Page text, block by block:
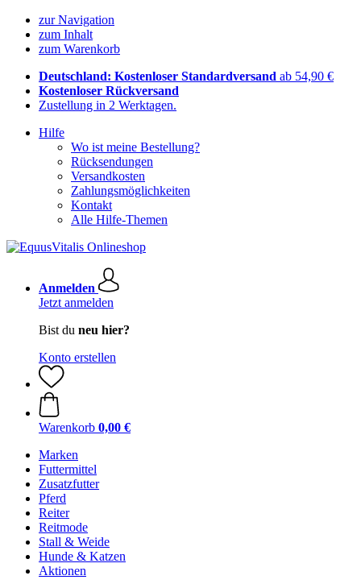
zur Navigation
zum Inhalt
zum Warenkorb
Deutschland: Kostenloser Standardversand ab 54,90 €
Kostenloser Rückversand
Zustellung in 2 Werktagen.
Hilfe
Wo ist meine Bestellung?
Rücksendungen
Versandkosten
Zahlungsmöglichkeiten
Kontakt
Alle Hilfe-Themen
Anmelden
Jetzt anmelden
Bist du neu hier?
Konto erstellen
Warenkorb 0,00 €
Marken
Futtermittel
Zusatzfutter
Pferd
Reiter
Reitmode
Stall & Weide
Hunde & Katzen
Aktionen